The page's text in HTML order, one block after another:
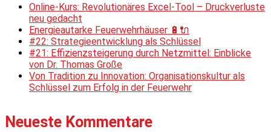
Online-Kurs: Revolutionäres Excel-Tool – Druckverluste
neu gedacht
Energieautarke Feuerwehrhäuser 🔋🔌
#22: Strategieentwicklung als Schlüssel
#21: Effizienzsteigerung durch Netzmittel: Einblicke
von Dr. Thomas Große
Von Tradition zu Innovation: Organisationskultur als
Schlüssel zum Erfolg in der Feuerwehr
Neueste Kommentare